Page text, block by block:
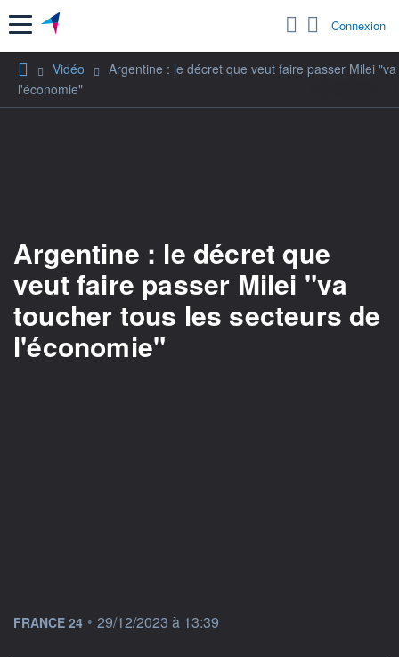
Menu Connexion
Vidéo
Argentine : le décret que veut faire passer Milei
l'économie"
Argentine : le décret que
veut faire passer Milei "va
toucher tous les secteurs de
l'économie"
information fournie par
FRANCE 24 • 29/12/2023 à 13:39